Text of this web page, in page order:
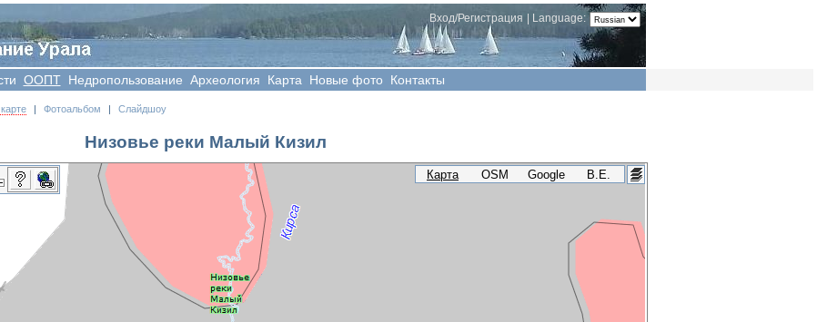
Language:
Вход/Регистрация
OOПT Недропользование Археология Карта Новые фото Контакты
| Фотоальбом | Слайдшоу
Низовье реки Малый Кизил